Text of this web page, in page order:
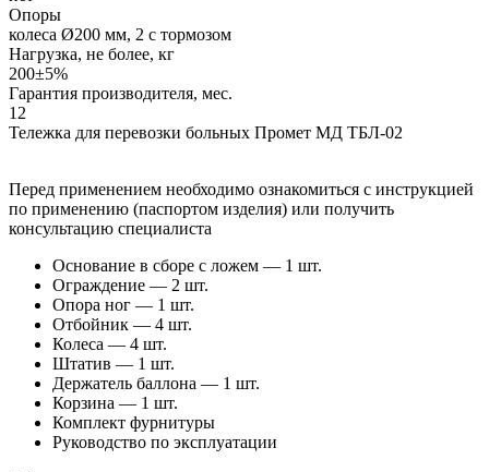
Опоры
колеса Ø200 мм, 2 с тормозом
Нагрузка, не более, кг
200±5%
Гарантия производителя, мес.
12
Тележка для перевозки больных Промет МД ТБЛ-02
Перед применением необходимо ознакомиться с инструкцией
по применению (паспортом изделия) или получить
консультацию специалиста
Основание в сборе с ложем — 1 шт.
Ограждение — 2 шт.
Опора ног — 1 шт.
Отбойник — 4 шт.
Колеса — 4 шт.
Штатив — 1 шт.
Держатель баллона — 1 шт.
Корзина — 1 шт.
Комплект фурнитуры
Руководство по эксплуатации